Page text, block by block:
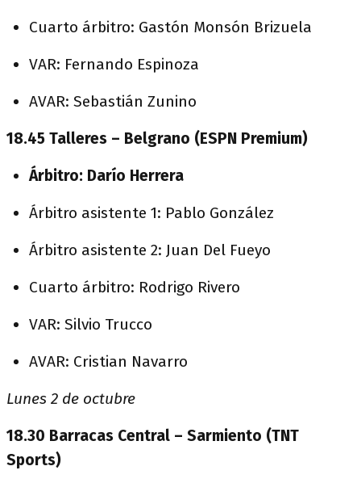
Cuarto árbitro: Gastón Monsón Brizuela
VAR: Fernando Espinoza
AVAR: Sebastián Zunino
18.45 Talleres – Belgrano (ESPN Premium)
Árbitro: Darío Herrera
Árbitro asistente 1: Pablo González
Árbitro asistente 2: Juan Del Fueyo
Cuarto árbitro: Rodrigo Rivero
VAR: Silvio Trucco
AVAR: Cristian Navarro
Lunes 2 de octubre
18.30 Barracas Central – Sarmiento (TNT
Sports)